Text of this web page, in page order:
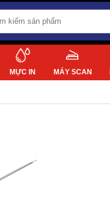
MỰC IN MÁY SCAN